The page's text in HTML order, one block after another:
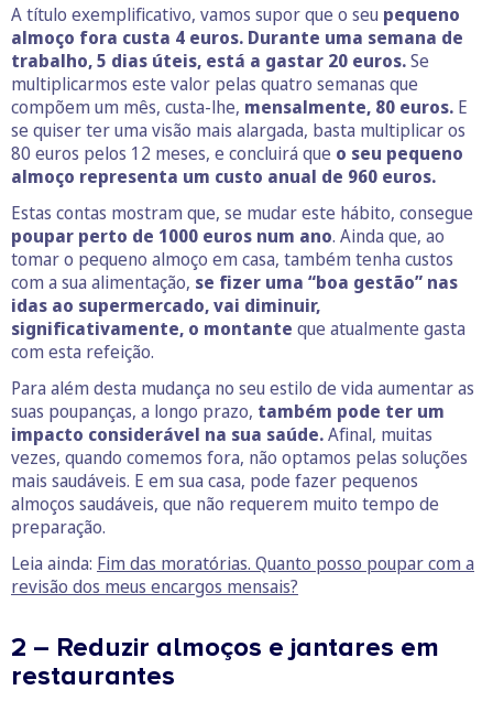
A título exemplificativo, vamos supor que o seu pequeno
almoço fora custa 4 euros. Durante uma semana de
trabalho, 5 dias úteis, está a gastar 20 euros.Se
multiplicarmos este valor pelas quatro semanas que
compõem um mês, custa-lhe, mensalmente, 80 euros. E
se quiser ter uma visão mais alargada, basta multiplicar os
80 euros pelos 12 meses, e concluirá que o seu pequeno
almoço representa um custo anual de 960 euros.
Estas contas mostram que, se mudar este hábito, consegue
poupar perto de 1000 euros num ano. Ainda que, ao
tomar o pequeno almoço em casa, também tenha custos
com a sua alimentação, se fizer uma “boa gestão” nas
idas ao supermercado, vai diminuir,
significativamente, o montante que atualmente gasta
com esta refeição.
Para além desta mudança no seu estilo de vida aumentar as
suas poupanças, a longo prazo, também pode ter um
impacto considerável na sua saúde.Afinal, muitas
vezes, quando comemos fora, não optamos pelas soluções
mais saudáveis. E em sua casa, pode fazer pequenos
almoços saudáveis, que não requerem muito tempo de
preparação.
Leia ainda: Fim das moratórias. Quanto posso poupar com a
revisão dos meus encargos mensais?
2 – Reduzir almoços e jantares em
restaurantes